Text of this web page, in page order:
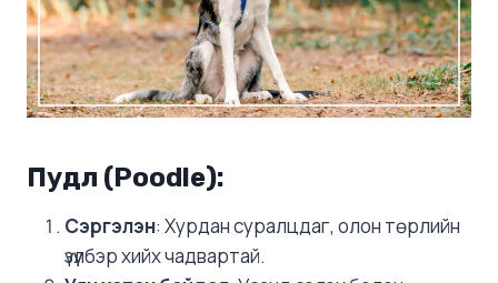
Пудл (Poodle):
Сэргэлэн: Хурдан суралцдаг, олон төрлийн
үзүүлбэр хийх чадвартай.